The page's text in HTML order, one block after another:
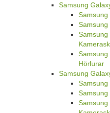
Samsung
Samsung
Samsung
Samsung
Samsung
Hörlurar
Samsung
Samsung
Samsung
Samsung